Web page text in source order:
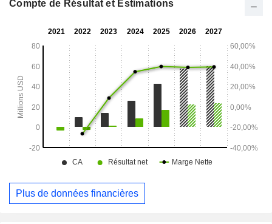
les noms de Lemhi Pass, Diamond Creek et Mineral Hill. La
Elle se trouve au sein de la ceinture aurifère de Murray. La
ceinture aurifère de Murray, dans le nord de l’Idaho, à
environ 5 km au nord de sa mine Golden Chest.
Compte de Résultat et Estimations
Plus de données financières